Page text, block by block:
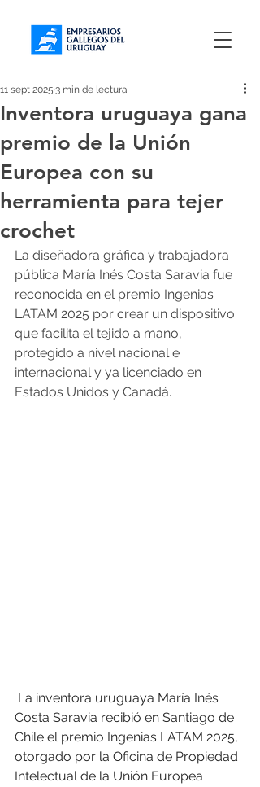
Inventora uruguaya gana
premio de la Unión
Europea con su
herramienta para tejer
crochet
11 sept 2025 3 min de lectura
La diseñadora gráfica y trabajadora
pública María Inés Costa Saravia fue
reconocida en el premio Ingenias
LATAM 2025 por crear un dispositivo
que facilita el tejido a mano,
protegido a nivel nacional e
internacional y ya licenciado en
Estados Unidos y Canadá.
La inventora uruguaya María Inés
Costa Saravia recibió en Santiago de
Chile el premio Ingenias LATAM 2025,
otorgado por la Oficina de Propiedad
Intelectual de la Unión Europea